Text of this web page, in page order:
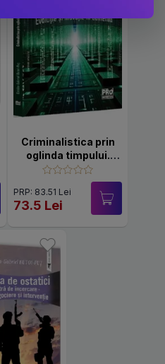
Criminalistica prin
oglinda timpului.
Evolutie si inovatie
in domeniu
PRP: 83.51 Lei
73.5 Lei